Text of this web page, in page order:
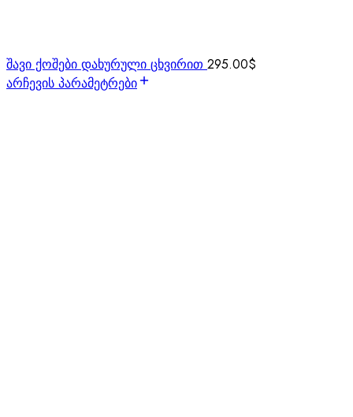
შავი ქოშები დახურული ცხვირით 295.00$
არჩევის პარამეტრები